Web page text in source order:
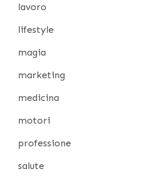
lavoro
lifestyle
magia
marketing
medicina
motori
professione
salute